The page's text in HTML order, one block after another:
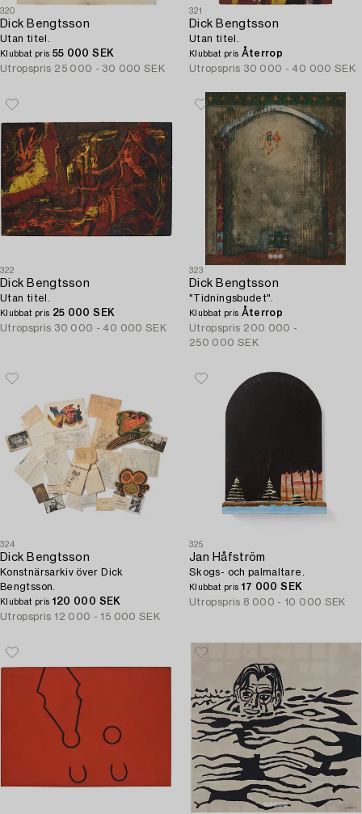
320
Dick Bengtsson
Utan titel.
Klubbat pris 55 000 SEK
Utropspris 25 000 - 30 000 SEK
321
Dick Bengtsson
Utan titel.
Klubbat pris Återrop
Utropspris 30 000 - 40 000 SEK
322
Dick Bengtsson
Utan titel.
Klubbat pris 25 000 SEK
Utropspris 30 000 - 40 000 SEK
323
Dick Bengtsson
"Tidningsbudet".
Klubbat pris Återrop
Utropspris 200 000 -
250 000 SEK
324
Dick Bengtsson
Konstnärsarkiv över Dick
Bengtsson.
Klubbat pris 120 000 SEK
Utropspris 12 000 - 15 000 SEK
325
Jan Håfström
Skogs- och palmaltare.
Klubbat pris 17 000 SEK
Utropspris 8 000 - 10 000 SEK